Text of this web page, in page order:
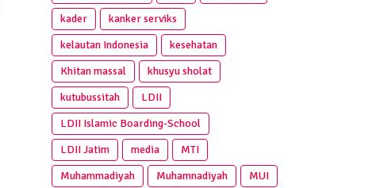
kader
kanker serviks
kelautan Indonesia
kesehatan
Khitan massal
khusyu sholat
kutubussitah
LDII
LDII Islamic Boarding-School
LDII Jatim
media
MTI
Muhammadiyah
Muhamnadiyah
MUI